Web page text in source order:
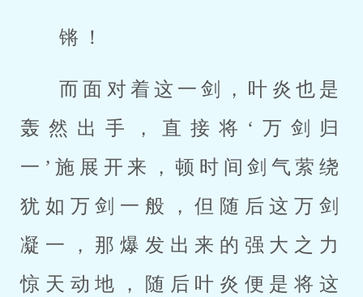
锵！
而面对着这一剑，叶炎也是
轰然出手，直接将‘万剑归
一’施展开来，顿时间剑气萦绕
犹如万剑一般，但随后这万剑
凝一，那爆发出来的强大之力
惊天动地，随后叶炎便是将这